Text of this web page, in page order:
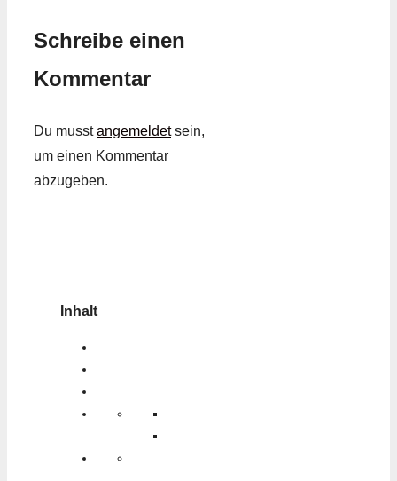
Schreibe einen
Kommentar
Du musstangemeldetsein,
um einen Kommentar
abzugeben.
Inhalt